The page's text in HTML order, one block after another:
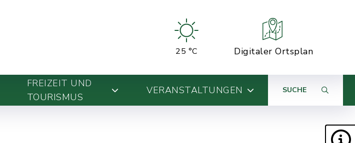
25 °C Digitaler Ortsplan
FREIZEIT UND
TOURISMUS
VERANSTALTUNGEN SUCHE